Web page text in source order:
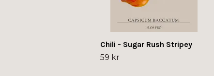
Chili - Sugar Rush Stripey
59 kr